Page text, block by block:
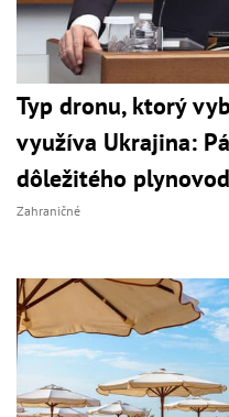
Typ dronu, ktorý
využíva Ukrajina:
dôležitého
Zahraničné